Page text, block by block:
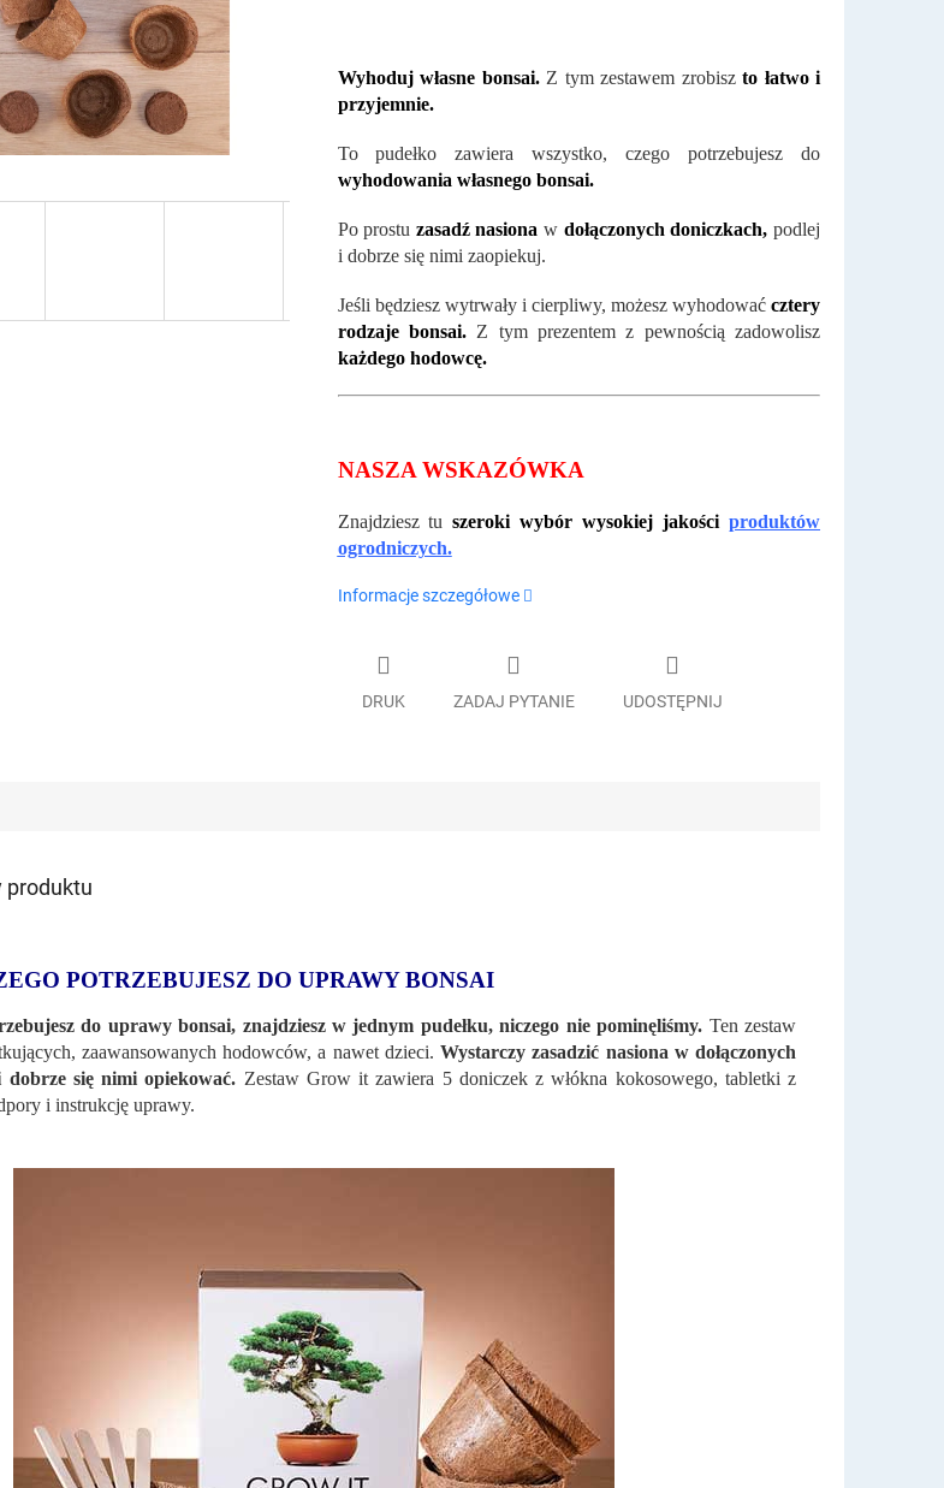
Wyhoduj własne bonsai.Z tym zestawem zrobisz to łatwo i
przyjemnie.
To pudełko zawiera wszystko, czego potrzebujesz do
wyhodowania własnego bonsai.
Po prostu zasadź nasiona w dołączonych doniczkach, podlej
i dobrze się nimi zaopiekuj.
Jeśli będziesz wytrwały i cierpliwy, możesz wyhodować cztery
rodzaje bonsai.Z tym prezentem z pewnością zadowolisz
każdego hodowcę.
NASZA WSKAZÓWKA
Znajdziesz tuszeroki wybór wysokiej jakości produktów
ogrodniczych.
Informacje szczegółowe
DRUK ZADAJ PYTANIE UDOSTĘPNIJ
produktu
POTRZEBUJESZ DO UPRAWY BONSAI
do uprawy bonsai, znajdziesz w jednym pudełku, niczego nie pominęliśmy. Ten zestaw
zaawansowanych hodowców, a nawet dzieci. Wystarczy zasadzić nasiona w dołączonych
się nimi opiekować. Zestaw Grow it zawiera 5 doniczek z włókna kokosowego, tabletki z
i instrukcję uprawy.